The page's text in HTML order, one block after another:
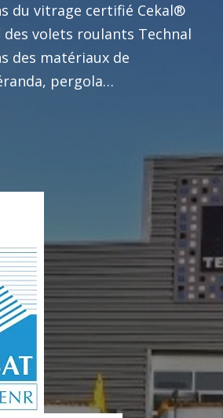
du vitrage certifié Cekal®
des volets roulants Technal
des matériaux de
pergola…